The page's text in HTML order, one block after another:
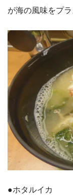
が海の風味をプラ
●ホタルイカ